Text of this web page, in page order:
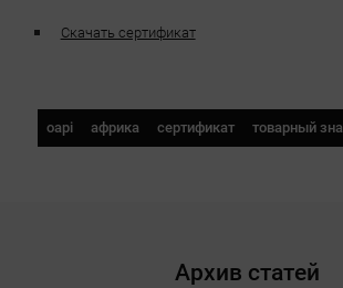
Скачать сертификат
oapi африка сертификат товарный
Архив статей